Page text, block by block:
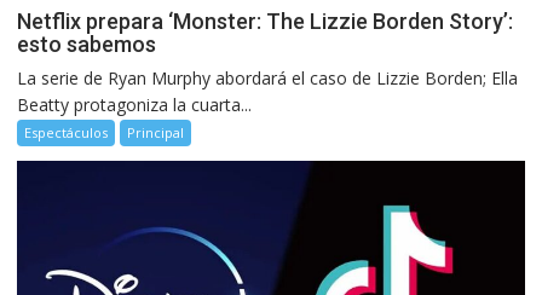
Netflix prepara ‘Monster: The Lizzie Borden Story’:
esto sabemos
La serie de Ryan Murphy abordará el caso de Lizzie Borden; Ella
Beatty protagoniza la cuarta...
Espectáculos Principal